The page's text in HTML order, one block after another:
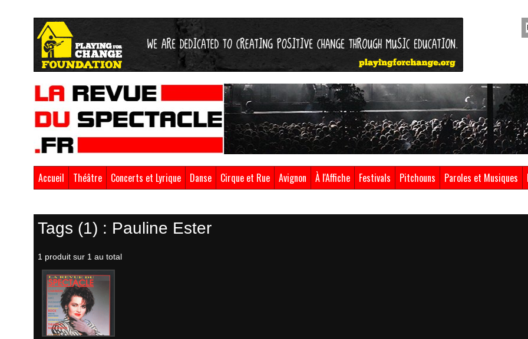
Accueil Théâtre Concerts et Lyrique Danse Cirque et Rue Avignon À l'Affiche Festivals Pitchouns Paroles et Musiques
Tags (1) : Pauline Ester
1 produit sur 1 au total